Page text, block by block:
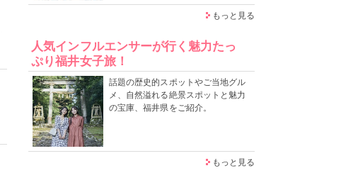
もっと見る
人気インフルエンサーが行く魅力たっ
ぷり福井女子旅！
話題の歴史的スポットやご当地グル
メ、自然溢れる絶景スポットと魅力
の宝庫、福井県をご紹介。
もっと見る